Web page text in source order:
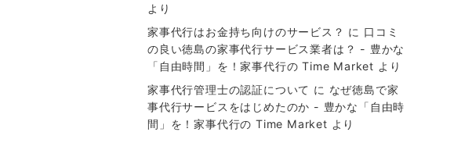
より
家事代行はお金持ち向けのサービス？ に 口コミ
の良い徳島の家事代行サービス業者は？ - 豊かな
「自由時間」を！家事代行の Time Market より
家事代行管理士の認証について に なぜ徳島で家
事代行サービスをはじめたのか - 豊かな「自由時
間」を！家事代行の Time Market より